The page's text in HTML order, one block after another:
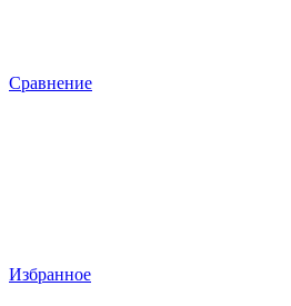
Сравнение
Избранное